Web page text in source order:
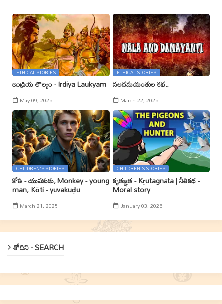
ETHICAL STORIES
ఇంద్రియ లౌల్యం - Irdiya Laukyam
May 09, 2025
ETHICAL STORIES
నలదమయంతుల కథ..
March 22, 2025
CHILDREN'S STORIES
కోతి - యువకుడు, Monkey - young
man, Kōti - yuvakuḍu
March 21, 2025
CHILDREN'S STORIES
కృతజ్ఞత - Kr̥utagnata | నీతికథ -
Moral story
January 03, 2025
శోదిని - SEARCH